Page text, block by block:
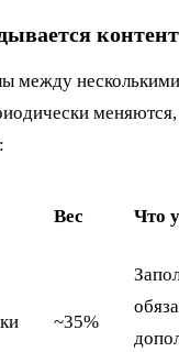
между
меняются,
Вес Что
~35%